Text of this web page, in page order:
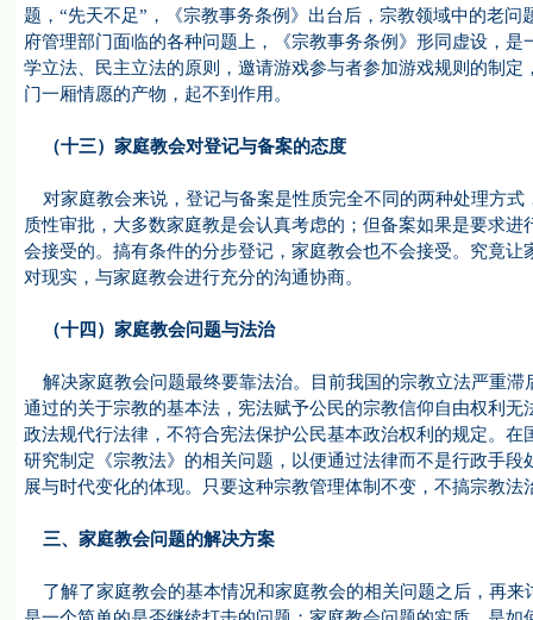
题，“先天不足”，《宗教事务条例》出台后，宗教领域中的老
府管理部门面临的各种问题上，《宗教事务条例》形同虚设，
学立法、民主立法的原则，邀请游戏参与者参加游戏规则的制
门一厢情愿的产物，起不到作用。
（十三）家庭教会对登记与备案的态度
对家庭教会来说，登记与备案是性质完全不同的两种处理方
质性审批，大多数家庭教是会认真考虑的；但备案如果是要求
会接受的。搞有条件的分步登记，家庭教会也不会接受。究竟
对现实，与家庭教会进行充分的沟通协商。
（十四）家庭教会问题与法治
解决家庭教会问题最终要靠法治。目前我国的宗教立法严重
通过的关于宗教的基本法，宪法赋予公民的宗教信仰自由权利
政法规代行法律，不符合宪法保护公民基本政治权利的规定。
研究制定《宗教法》的相关问题，以便通过法律而不是行政手
展与时代变化的体现。只要这种宗教管理体制不变，不搞宗教
三、家庭教会问题的解决方案
了解了家庭教会的基本情况和家庭教会的相关问题之后，再